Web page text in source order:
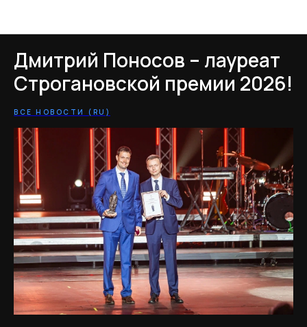
Дмитрий Поносов – лауреат
Строгановской премии 2026!
ВСЕ НОВОСТИ (RU)